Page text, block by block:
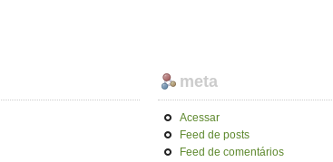
meta
Acessar
Feed de posts
Feed de comentários